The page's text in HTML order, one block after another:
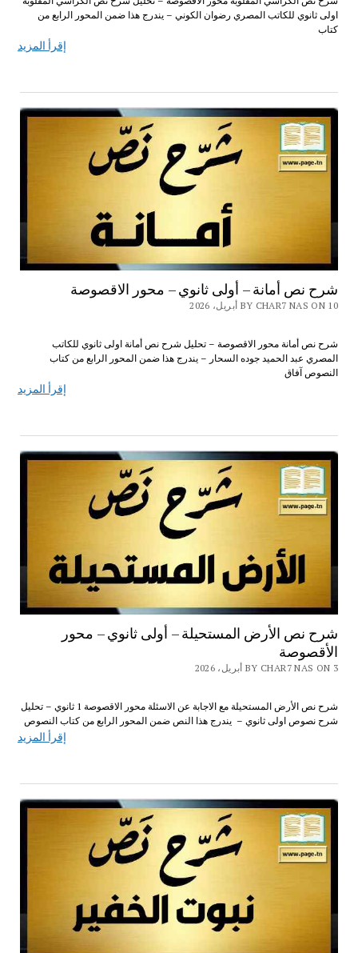
اولى ثانوي للكاتب المصري رضوان الكوني – يندرج هذا ضمن المحور الرابع من
كتاب
إقرأ المزيد
شرح نص أمانة – أولى ثانوي – محور الاقصوصة
BY CHAR7 NAS ON 10 أبريل، 2026
شرح نص أمانة محور الاقصوصة – تحليل شرح نص أمانة اولى ثانوي للكاتب
المصري عبد الحميد جوده السحار – يندرج هذا ضمن المحور الرابع من كتاب
النصوص آفاق
إقرأ المزيد
شرح نص الأرض المستحيلة – أولى ثانوي – محور
الأقصوصة
BY CHAR7 NAS ON 3 أبريل، 2026
شرح نص الأرض المستحيلة مع الاجابة عن الاسئلة محور الاقصوصة 1 ثانوي – تحليل
شرح نصوص اولى ثانوي – يندرج هذا النص ضمن المحور الرابع من كتاب النصوص
إقرأ المزيد